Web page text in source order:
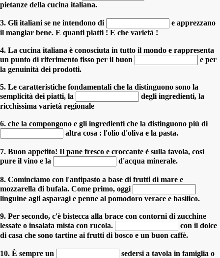
pietanze della cucina italiana.
3. Gli italiani se ne intendono di
e apprezzano
il mangiar bene. E quanti piatti ! E che varietà !
4. La cucina italiana è conosciuta in tutto il mondo e rappresenta
un punto di riferimento fisso per il buon
e per
la genuinità dei prodotti.
5. Le caratteristiche fondamentali che la distinguono sono la
semplicità dei piatti, la
degli ingredienti, la
ricchissima varietà regionale
6. che la compongono e gli ingredienti che la distinguono più di
altra cosa : l'olio d'oliva e la pasta.
7. Buon appetito! Il pane fresco e croccante è sulla tavola, così
pure il vino e la
d'acqua minerale.
8. Cominciamo con l'antipasto a base di frutti di mare e
mozzarella di bufala. Come primo, oggi
linguine agli asparagi e penne al pomodoro verace e basilico.
9. Per secondo, c'è bistecca alla brace con contorni di zucchine
lessate o insalata mista con rucola.
con il dolce
di casa che sono tartine ai frutti di bosco e un buon caffè.
10. È sempre un
sedersi a tavola in famiglia o